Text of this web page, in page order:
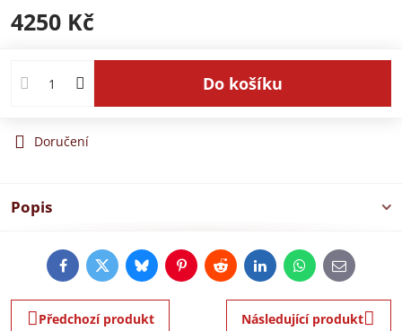
4250 Kč
Do košíku
Doručení
Popis
FacebookTwitterBlueskyPinterestRedditLinkedInWhatsApp
E-
mail
Předchozí produkt Následující produkt